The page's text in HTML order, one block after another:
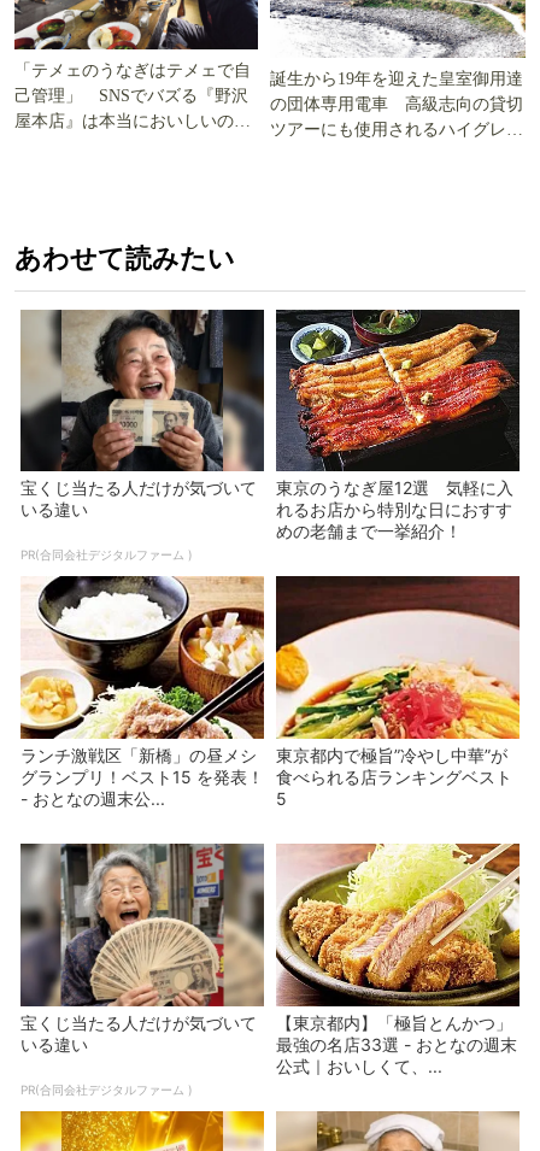
「テメェのうなぎはテメェで自
己管理」 SNSでバズる『野沢
屋本店』は本当においしいの
誕生から19年を迎えた皇室御用達
の団体専用電車 高級志向の貸切
ツアーにも使用されるハイグレー
あわせて読みたい
宝くじ当たる人だけが気づいて
いる違い
PR(合同会社デジタルファーム )
東京のうなぎ屋12選 気軽に入
れるお店から特別な日におすす
めの老舗まで一挙紹介！
ランチ激戦区「新橋」の昼メシ
グランプリ！ベスト15 を発表！
- おとなの週末公...
東京都内で極旨”冷やし中華”が
食べられる店ランキングベスト
5
宝くじ当たる人だけが気づいて
いる違い
PR(合同会社デジタルファーム )
【東京都内】「極旨とんかつ」
最強の名店33選 - おとなの週末
公式｜おいしくて、...